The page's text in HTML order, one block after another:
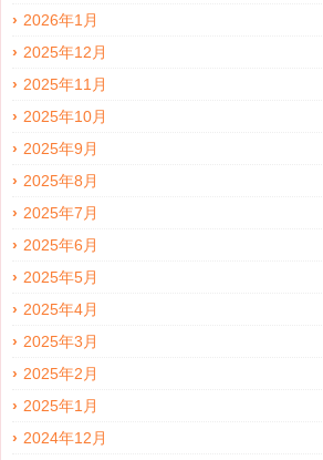
2026年1月
2025年12月
2025年11月
2025年10月
2025年9月
2025年8月
2025年7月
2025年6月
2025年5月
2025年4月
2025年3月
2025年2月
2025年1月
2024年12月